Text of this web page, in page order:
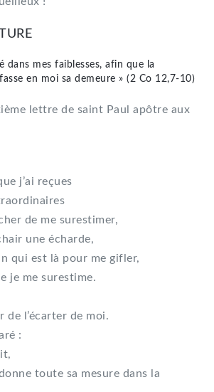
dans mes faiblesses, afin que la
en moi sa demeure » (2 Co 12,7-10)
lettre de saint Paul apôtre aux
j’ai reçues
de me surestimer,
une écharde,
qui est là pour me gifler,
je me surestime.
de l’écarter de moi.
:
toute sa mesure dans la